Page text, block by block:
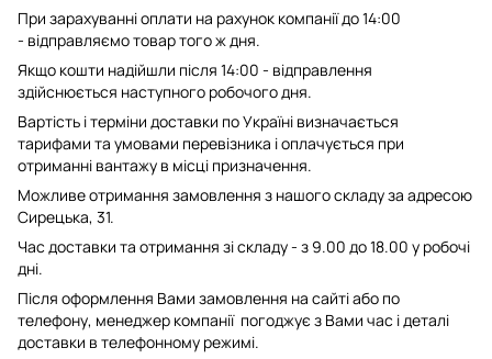
При зарахуванні оплати на рахунок компанії до 14:00
- відправляємо товар того ж дня.
Якщо кошти надійшли після 14:00 - відправлення
здійснюється наступного робочого дня.
Вартість і терміни доставки по Україні визначається
тарифами та умовами перевізника і оплачується при
отриманні вантажу в місці призначення.
Можливе отримання замовлення з нашого складу за адресою
Сирецька, 31.
Час доставки та отримання зі складу - з 9.00 до 18.00 у робочі
дні.
Після оформлення Вами замовлення на сайті або по
телефону, менеджер компанії погоджує з Вами час і деталі
доставки в телефонному режимі.